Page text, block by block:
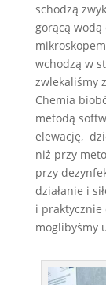
schodzą
gorącą
wchodzą w
zwlekaliśmy
Chemia
metodą
elewację,
niż przy
przy
działanie i
i praktycznie
moglibyśmy